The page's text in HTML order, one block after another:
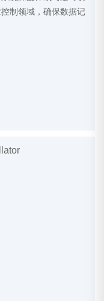
制领域，确保数据记